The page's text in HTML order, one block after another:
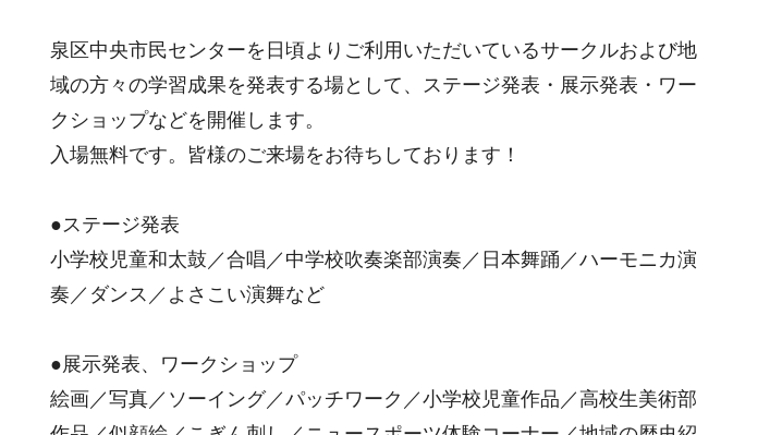
泉区中央市民センターを日頃よりご利用いただいているサークルおよび地
域の方々の学習成果を発表する場として、ステージ発表・展示発表・ワー
クショップなどを開催します。
入場無料です。皆様のご来場をお待ちしております！
●ステージ発表
小学校児童和太鼓／合唱／中学校吹奏楽部演奏／日本舞踊／ハーモニカ演
奏／ダンス／よさこい演舞など
●展示発表、ワークショップ
絵画／写真／ソーイング／パッチワーク／小学校児童作品／高校生美術部